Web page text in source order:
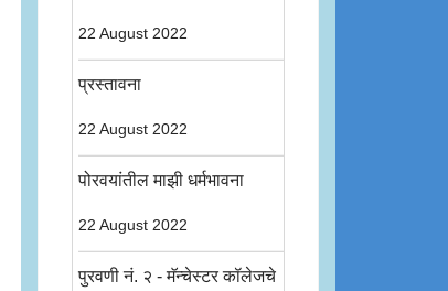
22 August 2022
प्रस्तावना
22 August 2022
पोरवयांतील माझी धर्मभावना
22 August 2022
पुरवणी नं. २ - मॅन्चेस्टर कॉलेजचे